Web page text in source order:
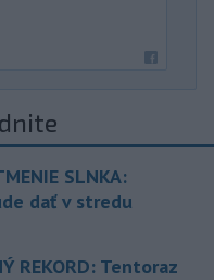
SLNKA:
dať v stredu
REKORD: Tentoraz